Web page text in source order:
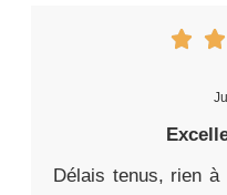
Délais tenus, rien à